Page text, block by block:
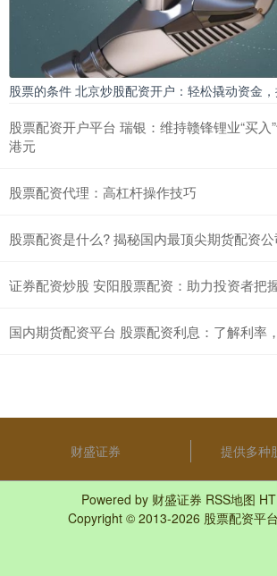
股票的条件 北京炒股配资开户：轻松撬动资金
股票配资开户平台 瑞银：维持赣锋锂业“买入
港元
股票配资代理：高杠杆操作技巧
股票配资是什么? 揭秘国内最顶尖期货配资
证券配资炒股 安阳股票配资：助力投资者把
国内期货配资平台 股票配资利息：了解利率
财盛证券 提供多种
Powered by 财盛证券 RSS地图
Copyright © 2013-2026 股票配资平台